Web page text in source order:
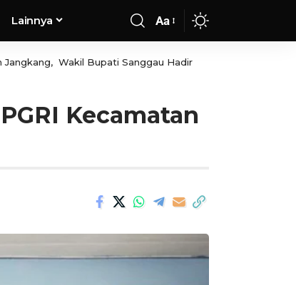
Lainnya Aa
Jangkang, Wakil Bupati Sanggau Hadir
Kecamatan